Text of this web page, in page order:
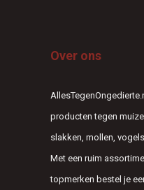
Over ons
producten tegen
slakken, mollen,
Met een ruim
topmerken bestel je